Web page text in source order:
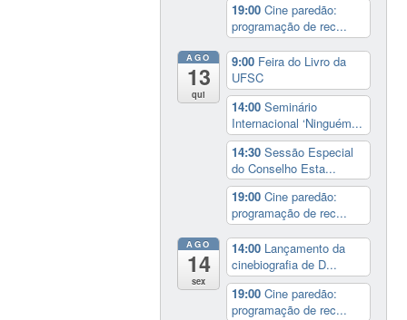
19:00Cine paredão:
programação de rec...
AGO
13
qui
9:00 Feira do Livro da
UFSC
14:00Seminário
Internacional ‘Ninguém...
14:30Sessão Especial
do Conselho Esta...
19:00Cine paredão:
programação de rec...
AGO
14
sex
14:00 Lançamento da
cinebiografia de D...
19:00Cine paredão:
programação de rec...